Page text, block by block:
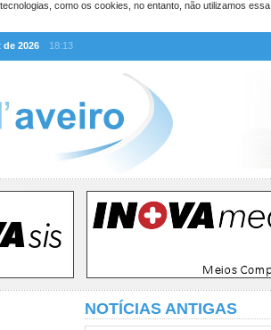
como os cookies, no entanto, não utilizamos
2026
18:13
NOTÍCIAS ANTIGAS